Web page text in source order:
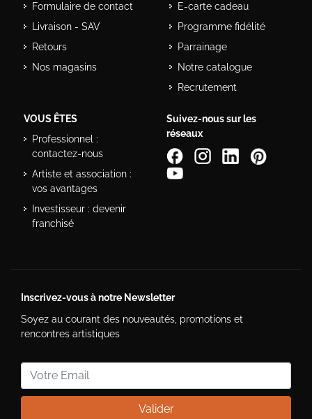
Formulaire de contact
Livraison - SAV
Retours
Nos magasins
E-carte cadeau
Programme fidélité
Parrainage
Notre catalogue
Recrutement
VOUS ÊTES
Professionnel :
contactez-nous
Artiste et association :
vos avantages
Investisseur : devenir
franchisé
Suivez-nous sur les
réseaux
Inscrivez-vous à notre Newsletter
Soyez au courant des nouveautés, promotions et
rencontres artistiques
Valider